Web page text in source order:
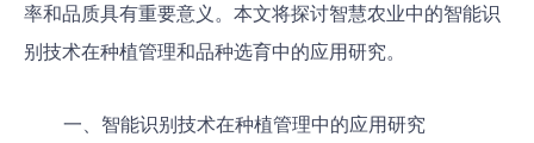
率和品质具有重要意义。本文将探讨智慧农业中的智能识
别技术在种植管理和品种选育中的应用研究。
一、智能识别技术在种植管理中的应用研究